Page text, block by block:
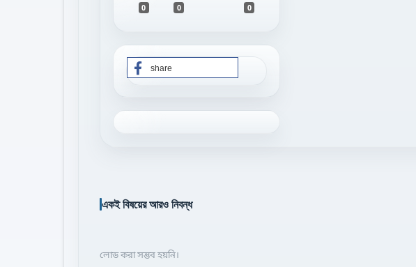
0 0 0
share
একই বিষয়ের আরও নিবন্ধ
লোড করা সম্ভব হয়নি।